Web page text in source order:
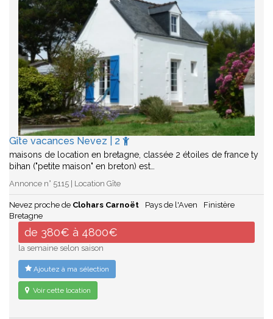
Gîte vacances Nevez | 2
maisons de location en bretagne, classée 2 étoiles de france ty
bihan ("petite maison" en breton) est…
Annonce n° 5115 | Location Gîte
Nevez proche de Clohars Carnoët Pays de l'Aven
Finistère
Bretagne
de 380€ à 4800€
la semaine selon saison
Ajoutez à ma sélection
Voir cette location